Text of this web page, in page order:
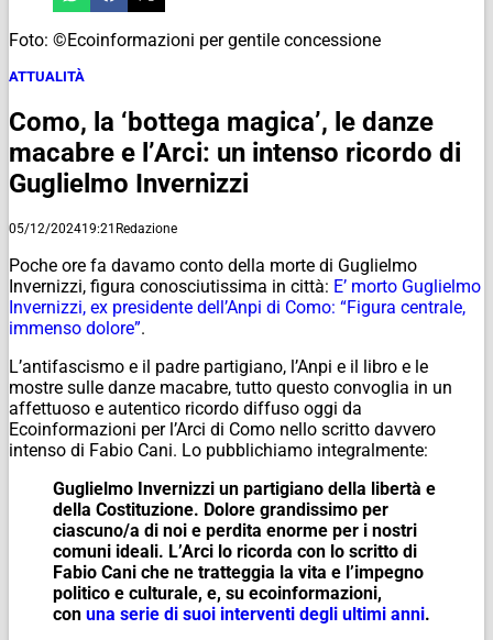
Foto: ©Ecoinformazioni per gentile concessione
ATTUALITÀ
Como, la ‘bottega magica’, le danze
macabre e l’Arci: un intenso ricordo di
Guglielmo Invernizzi
05/12/202419:21 Redazione
Poche ore fa davamo conto della morte di Guglielmo
Invernizzi, figura conosciutissima in città: E’ morto Guglielmo
Invernizzi, ex presidente dell’Anpi di Como: “Figura centrale,
immenso dolore”.
L’antifascismo e il padre partigiano, l’Anpi e il libro e le
mostre sulle danze macabre, tutto questo convoglia in un
affettuoso e autentico ricordo diffuso oggi da
Ecoinformazioni per l’Arci di Como nello scritto davvero
intenso di Fabio Cani. Lo pubblichiamo integralmente:
Guglielmo Invernizzi un partigiano della libertà e
della Costituzione. Dolore grandissimo per
ciascuno/a di noi e perdita enorme per i nostri
comuni ideali. L’Arci lo ricorda con lo scritto di
Fabio Cani che ne tratteggia la vita e l’impegno
politico e culturale, e, su ecoinformazioni,
con una serie di suoi interventi degli ultimi anni.